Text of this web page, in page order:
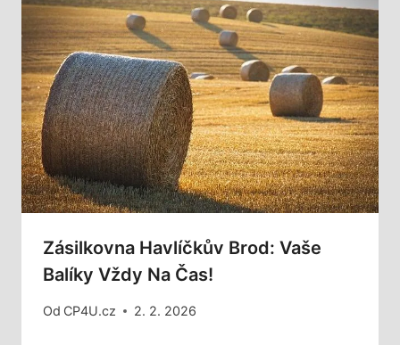
Zásilkovna Havlíčkův Brod: Vaše
Balíky Vždy Na Čas!
Od CP4U.cz 2. 2. 2026